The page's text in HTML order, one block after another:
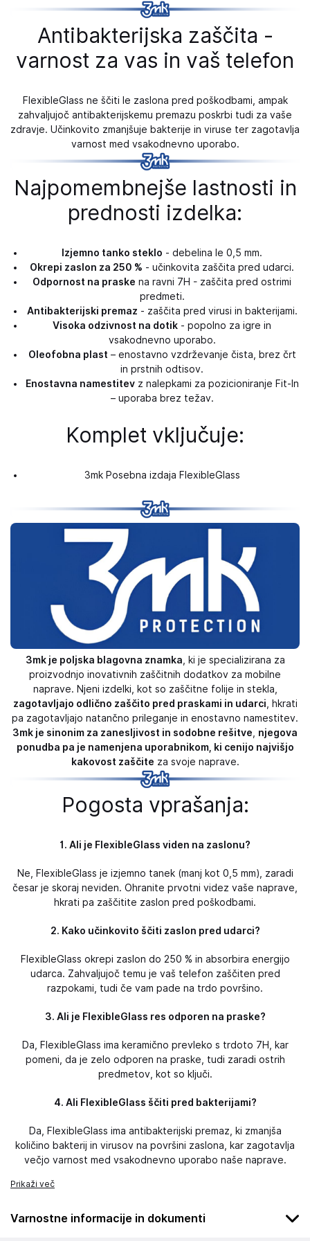
Antibakterijska zaščita -
varnost za vas in vaš telefon
FlexibleGlass ne ščiti le zaslona pred poškodbami, ampak
zahvaljujoč antibakterijskemu premazu poskrbi tudi za vaše
zdravje. Učinkovito zmanjšuje bakterije in viruse ter zagotavlja
varnost med vsakodnevno uporabo.
Najpomembnejše lastnosti in
prednosti izdelka:
Izjemno tanko steklo - debelina le 0,5 mm.
Okrepi zaslon za 250 % - učinkovita zaščita pred udarci.
Odpornost na praske na ravni 7H - zaščita pred ostrimi
predmeti.
Antibakterijski premaz - zaščita pred virusi in bakterijami.
Visoka odzivnost na dotik - popolno za igre in
vsakodnevno uporabo.
Oleofobna plast – enostavno vzdrževanje čista, brez črt
in prstnih odtisov.
Enostavna namestitevz nalepkami za pozicioniranje Fit-In
– uporaba brez težav.
Komplet vključuje:
3mk Posebna izdaja FlexibleGlass
3mk je poljska blagovna znamka , ki je specializirana za
proizvodnjo inovativnih zaščitnih dodatkov za mobilne
naprave. Njeni izdelki, kot so zaščitne folije in stekla,
zagotavljajo odlično zaščito pred praskami in udarci , hkrati
pa zagotavljajo natančno prileganje in enostavno namestitev.
3mk je sinonim za zanesljivost in sodobne rešitve
njegova
ponudba pa je namenjena uporabnikom, ki cenijo najvišjo
kakovost zaščite za svoje naprave.
Pogosta vprašanja:
1. Ali je FlexibleGlass viden na zaslonu?
Ne, FlexibleGlass je izjemno tanek (manj kot 0,5 mm), zaradi
česar je skoraj neviden. Ohranite prvotni videz vaše naprave,
hkrati pa zaščitite zaslon pred poškodbami.
2. Kako učinkovito ščiti zaslon pred udarci?
FlexibleGlass okrepi zaslon do 250 % in absorbira energijo
udarca. Zahvaljujoč temu je vaš telefon zaščiten pred
razpokami, tudi če vam pade na trdo površino.
3. Ali je FlexibleGlass res odporen na praske?
Da, FlexibleGlass ima keramično prevleko s trdoto 7H, kar
pomeni, da je zelo odporen na praske, tudi zaradi ostrih
predmetov, kot so ključi.
4. Ali FlexibleGlass ščiti pred bakterijami?
Da, FlexibleGlass ima antibakterijski premaz, ki zmanjša
količino bakterij in virusov na površini zaslona, ​​kar zagotavlja
večjo varnost med vsakodnevno uporabo naše naprave.
Prikaži več
Varnostne informacije in dokumenti